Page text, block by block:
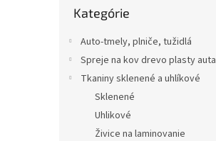
kategórie
Kategórie
Auto-tmely, plniče, tužidlá
Spreje na kov drevo plasty auta
Tkaniny sklenené a uhlíkové
Sklenené
Uhlikové
Živice na laminovanie